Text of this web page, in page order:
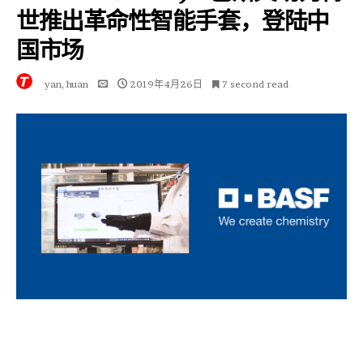
世推出革命性智能手套，登陆中
国市场
yan, huan 2019年4月26日 7 second read